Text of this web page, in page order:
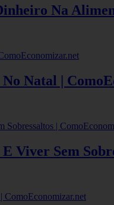
Na
Natal |
Viver Sem